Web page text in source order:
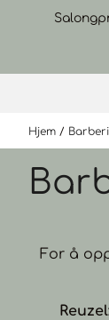
Hjem /
For å